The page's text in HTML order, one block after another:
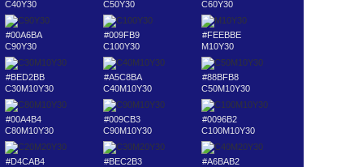
C40Y30
C50Y30
C60Y30
#00A6BA
C90Y30
#009FB9
C100Y30
#FEEBBE
M10Y30
#BED2BB
C30M10Y30
#A5C8BA
C40M10Y30
#88BFB8
C50M10Y30
#00A4B4
C80M10Y30
#009CB3
C90M10Y30
#0096B2
C100M10Y30
#D4CAB4
#BEC2B3
#A6BAB2